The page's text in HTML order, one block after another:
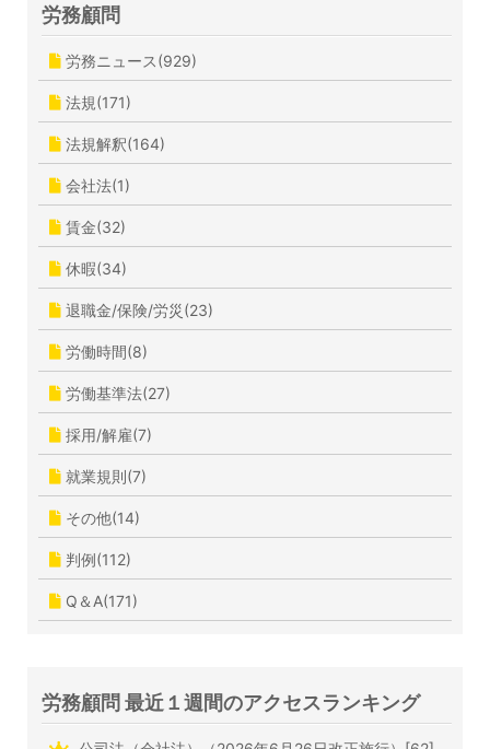
労務顧問
労務ニュース(929)
法規(171)
法規解釈(164)
会社法(1)
賃金(32)
休暇(34)
退職金/保険/労災(23)
労働時間(8)
労働基準法(27)
採用/解雇(7)
就業規則(7)
その他(14)
判例(112)
Q＆A(171)
労務顧問 最近１週間のアクセスランキング